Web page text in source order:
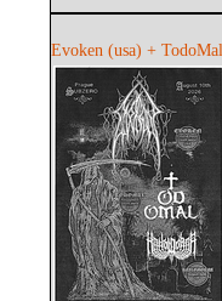
Evoken (usa) +